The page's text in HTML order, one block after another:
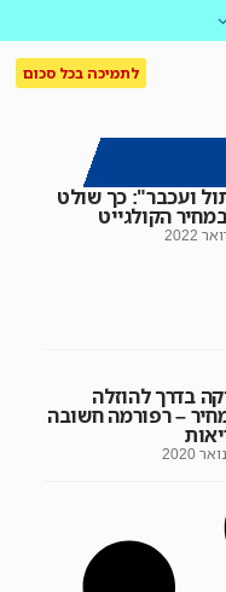
לתמיכה בכל סכום
ועכבר": כך שולט
הקולגייט
בדרך להוזלה
– רפורמה חשובה